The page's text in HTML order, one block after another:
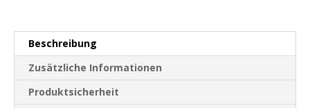
Beschreibung
Zusätzliche Informationen
Produktsicherheit